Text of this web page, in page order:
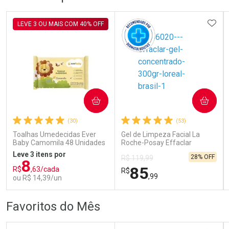
Laboratório
Comprar sem Desconto
Por R$ 104,79/cada
Por Menos
Comprar sem Desconto
Por R$ 104,79/cada
Comprar sem Desconto
Por R$ 145,49/cada
Por Menos
Comprar sem Desconto
Por R$ 145,49/cada
(30)
Toalhas Umedecidas Ever
Baby Camomila 48 Unidades
LEVE 3 OU MAIS COM 40% OFF
Leve 3 itens por
R$8,63/cada
ou R$ 14,39/un
COMPRAR
Por Menos
(53)
Gel de Limpeza Facial La
Roche-Posay Effaclar
R$ 119,99
R$85,99
28% OFF
COMPRAR
Por Menos
Favoritos do Mês